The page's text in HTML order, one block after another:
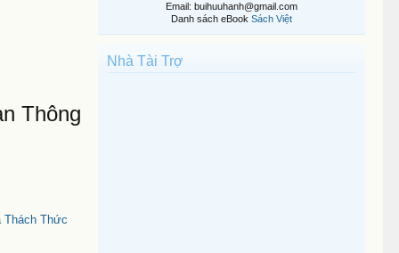
Thông
Thách Thức
Email: buihuuhanh@gmail.com
Danh sách eBook Sách Việt
Nhà Tài Trợ